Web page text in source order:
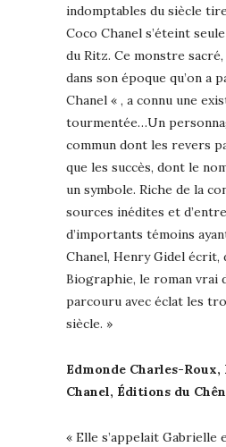
indomptables du siècle
Coco Chanel s’éteint
du Ritz. Ce monstre
dans son époque qu’on a
Chanel « , a connu une
tourmentée…Un
commun dont les revers
que les succès, dont le
un symbole. Riche de la
sources inédites et
d’importants témoins
Chanel, Henry Gidel écrit,
Biographie, le roman vrai
parcouru avec éclat les
siècle. »
Edmonde Charles-
Chanel, Éditions du
« Elle s’appelait Gabrielle